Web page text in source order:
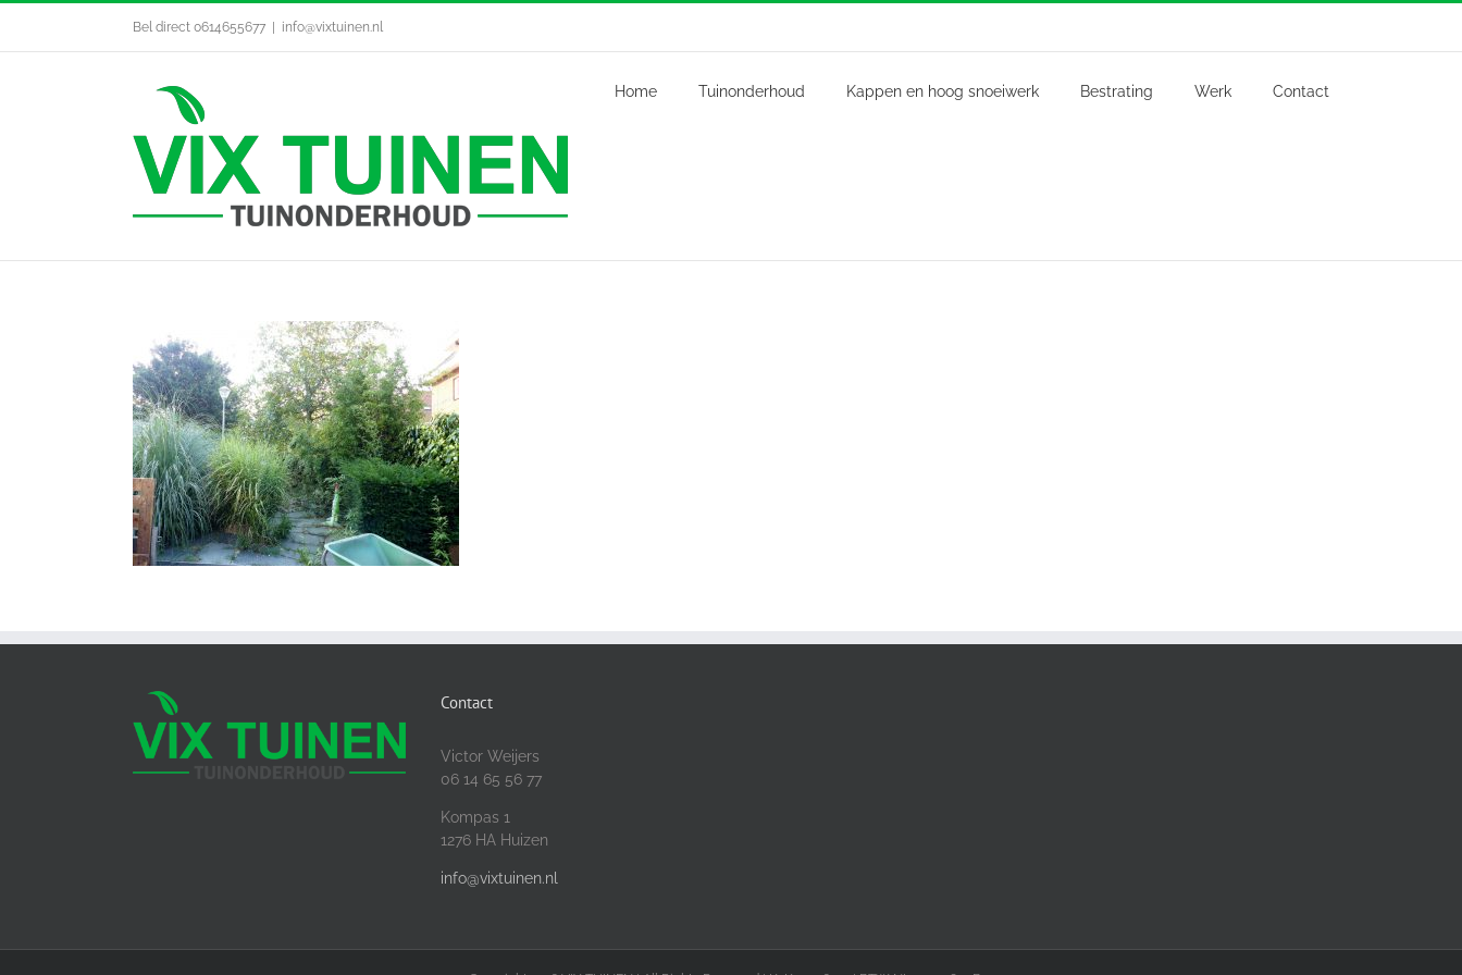
inhoud
Bel direct 0614655677 info@vixtuinen.nl
Home Tuinonderhoud Kappen en hoog snoeiwerk Bestrating Werk Contact
Contact
Victor Weijers
06 14 65 56 77
Kompas 1
1276 HA Huizen
info@vixtuinen.nl